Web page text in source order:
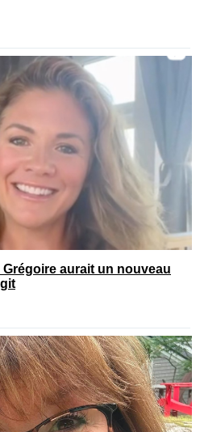
aurait un nouveau